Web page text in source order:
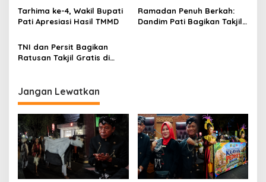
a
s
i
p
s
Tarhima ke-4, Wakil Bupati
Pati Apresiasi Hasil TMMD
Ramadan Penuh Berkah:
Dandim Pati Bagikan Takjil
TNI dan Persit Bagikan
Ratusan Takjil Gratis di
Jangan Lewatkan